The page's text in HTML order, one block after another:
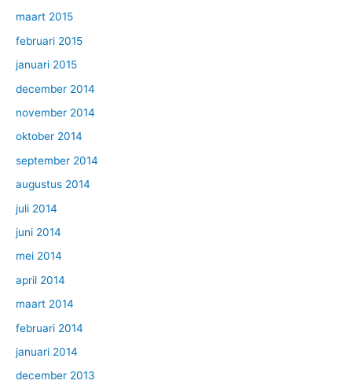
maart 2015
februari 2015
januari 2015
december 2014
november 2014
oktober 2014
september 2014
augustus 2014
juli 2014
juni 2014
mei 2014
april 2014
maart 2014
februari 2014
januari 2014
december 2013